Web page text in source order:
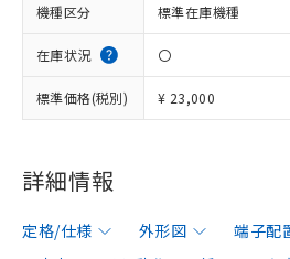
機種区分 標準在庫機種
在庫状況 〇
標準価格(税別) ¥ 23,000
詳細情報
定格/仕様 外形図 端子配